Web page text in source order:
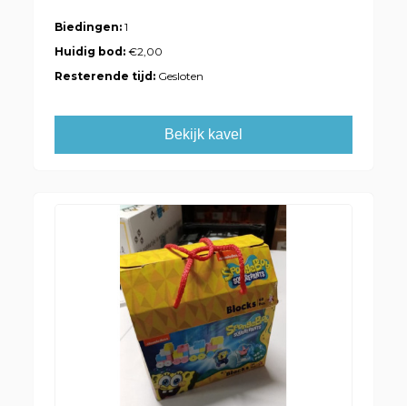
Biedingen: 1
Huidig bod:€2,00
Resterende tijd: Gesloten
Bekijk kavel